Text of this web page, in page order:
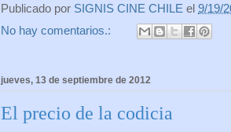
Publicado por SIGNIS CINE CHILE el 9/19/
No hay comentarios.:
jueves, 13 de septiembre de 2012
El precio de la codicia